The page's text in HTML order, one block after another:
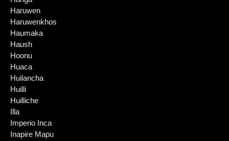
Haruwen
Haruwenkhos
Haumaka
Haush
Hoonu
Huaca
Huilancha
Huilli
Huilliche
Illa
Imperio Inca
Inapire Mapu